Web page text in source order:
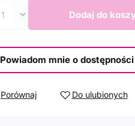
Dodaj do
Powiadom mnie o
Porównaj Do ulubionych